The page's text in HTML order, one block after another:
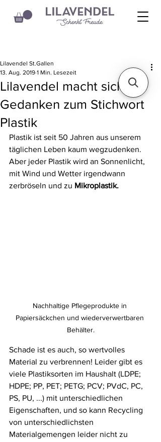
Lilavendel macht sich
Gedanken zum Stichwort
Plastik
Lilavendel St.Gallen
13. Aug. 2019 1 Min. Lesezeit
Plastik ist seit 50 Jahren aus unserem
täglichen Leben kaum wegzudenken.
Aber jeder Plastik wird an Sonnenlicht,
mit Wind und Wetter irgendwann
zerbröseln und zu Mikroplastik.
Nachhaltige Pflegeprodukte in
Papiersäckchen und wiederverwertbaren
Behälter.
Schade ist es auch, so wertvolles
Material zu verbrennen! Leider gibt es
viele Plastiksorten im Haushalt (LDPE;
HDPE; PP, PET; PETG; PCV; PVdC, PC,
PS, PU, ...) mit unterschiedlichen
Eigenschaften, und so kann Recycling
von unterschiedlichsten
Materialgemengen leider nicht zu